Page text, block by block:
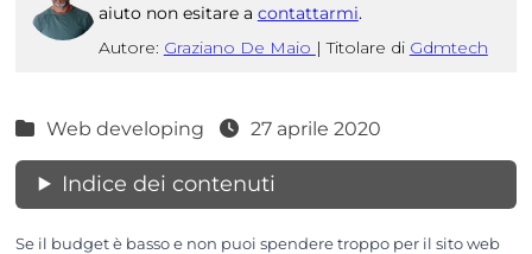
aiuto non esitare a contattarmi.
Autore: Graziano De Maio | Titolare di Gdmtech
Web developing 27 aprile 2020
Indice dei contenuti
Se il budget è basso e non puoi spendere troppo per il sito web